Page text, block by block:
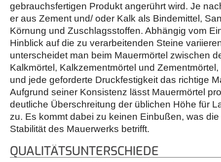
gebrauchsfertigen Produkt angerührt wird. Je
er aus Zement und/ oder Kalk als Bindemittel,
Körnung und Zuschlagsstoffen. Abhängig vom
Hinblick auf die zu verarbeitenden Steine
unterscheidet man beim Mauermörtel zwischen
Kalkmörtel, Kalkzementmörtel und
und jede geforderte Druckfestigkeit das richtige
Aufgrund seiner Konsistenz lässt Mauermörtel
deutliche Überschreitung der üblichen Höhe für
zu. Es kommt dabei zu keinen Einbußen, was
Stabilität des Mauerwerks betrifft.
QUALITÄTSUNTERSCHIEDE